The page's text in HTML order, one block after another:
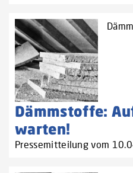
Dämmstoffe:
warten!
Pressemitteilung vom